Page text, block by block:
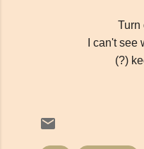
Turn
I can't
(?)